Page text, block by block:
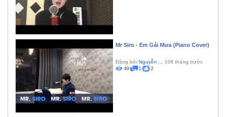
Mr Siro - Em Gái Mưa (Piano Cover)
Đăng bởi Nguyễn ... 106 tháng trước
49 1 2